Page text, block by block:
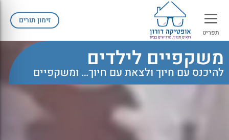
זימון תורים
משקפיים לילדים
להיכנס עם חיוך ולצאת עם חיוך… ומשקפיים
תפריט